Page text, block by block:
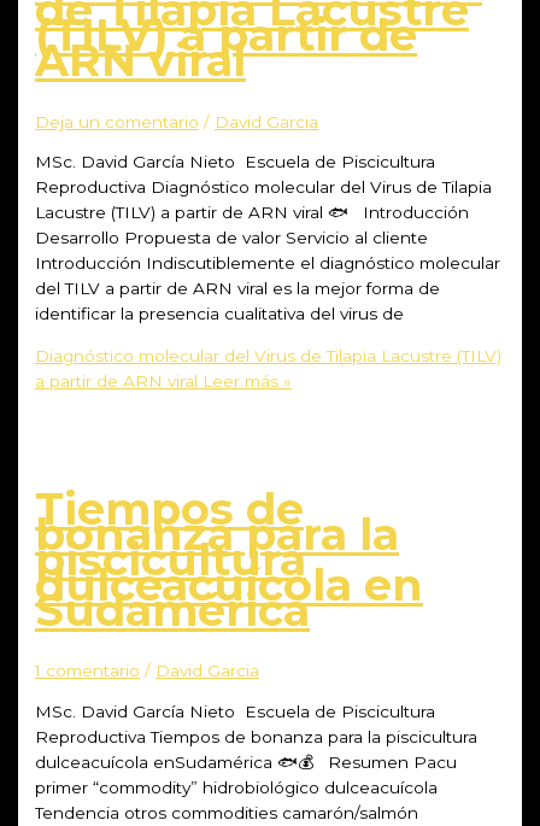
(TILV) a partir de
ARN viral
Deja un comentario / David Garcia
MSc. David García Nieto Escuela de Piscicultura
Reproductiva Diagnóstico molecular del Virus de Tilapia
Lacustre (TILV) a partir de ARN viral 🐟 Introducción
Desarrollo Propuesta de valor Servicio al cliente
Introducción Indiscutiblemente el diagnóstico molecular
del TILV a partir de ARN viral es la mejor forma de
identificar la presencia cualitativa del virus de
Diagnóstico molecular del Virus de Tilapia Lacustre (TILV)
a partir de ARN viral Leer más »
Tiempos de
bonanza para la
piscicultura
dulceacuícola en
Sudamérica
1 comentario / David Garcia
MSc. David García Nieto Escuela de Piscicultura
Reproductiva Tiempos de bonanza para la piscicultura
dulceacuícola enSudamérica 🐟💰 Resumen Pacu
primer “commodity” hidrobiológico dulceacuícola
Tendencia otros commodities camarón/salmón